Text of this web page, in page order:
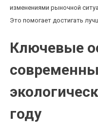
изменениями рыночной
Это помогает достигать
Ключевые
году